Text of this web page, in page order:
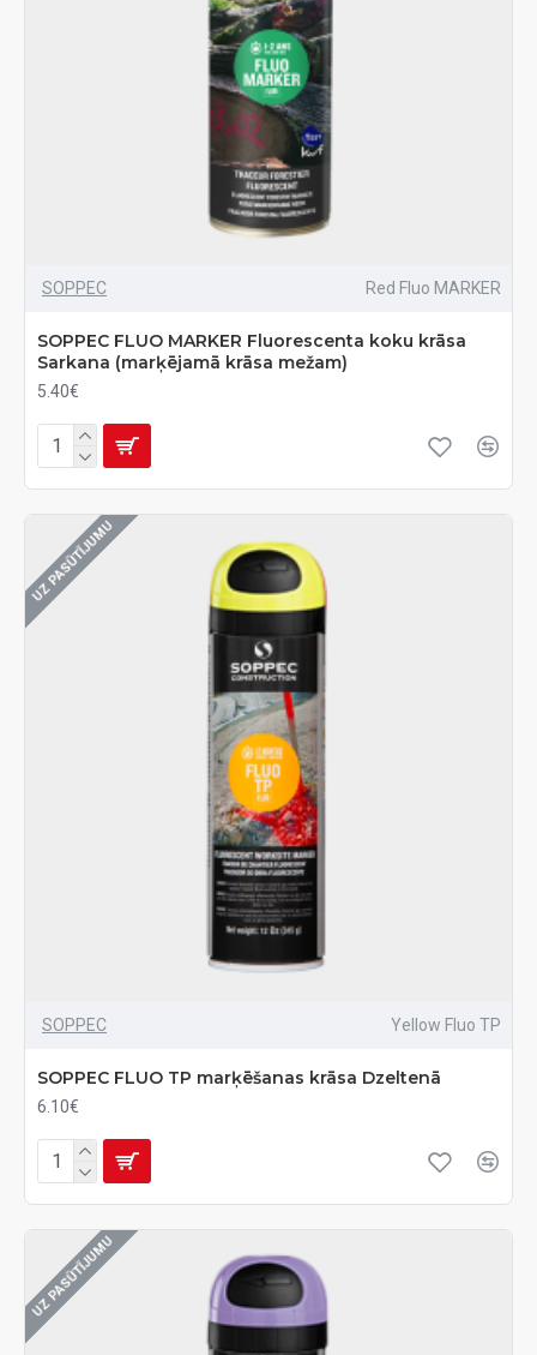
SOPPEC Red Fluo MARKER
SOPPEC FLUO MARKER Fluorescenta koku krāsa
Sarkana (marķējamā krāsa mežam)
5.40€
UZ PASŪTĪJUMU
SOPPEC Yellow Fluo TP
SOPPEC FLUO TP marķēšanas krāsa Dzeltenā
6.10€
UZ PASŪTĪJUMU